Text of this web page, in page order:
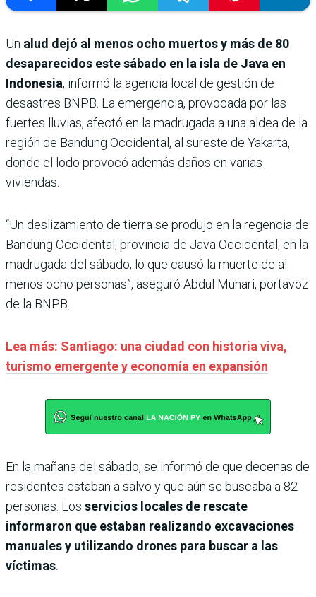
Un alud dejó al menos ocho muertos y más de 80
desaparecidos este sábado en la isla de Java en
Indonesia, informó la agencia local de gestión de
desastres BNPB. La emergencia, provocada por las
fuertes lluvias, afectó en la madrugada a una aldea de la
región de Bandung Occidental, al sureste de Yakarta,
donde el lodo provocó además daños en varias
viviendas.
“Un deslizamiento de tierra se produjo en la regencia de
Bandung Occidental, provincia de Java Occidental, en la
madrugada del sábado, lo que causó la muerte de al
menos ocho personas”, aseguró Abdul Muhari, portavoz
de la BNPB.
Lea más: Santiago: una ciudad con historia viva,
turismo emergente y economía en expansión
En la mañana del sábado, se informó de que decenas de
residentes estaban a salvo y que aún se buscaba a 82
personas. Los servicios locales de rescate
informaron que estaban realizando excavaciones
manuales y utilizando drones para buscar a las
víctimas